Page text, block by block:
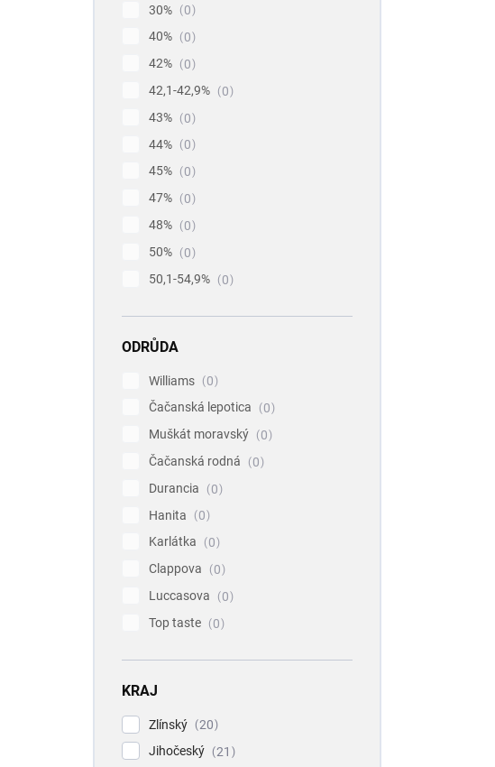
30%
0
40%
0
42%
0
42,1-42,9%
0
43%
0
44%
0
45%
0
47%
0
48%
0
50%
0
50,1-54,9%
0
ODRŮDA
Williams
0
Čačanská lepotica
0
Muškát moravský
0
Čačanská rodná
0
Durancia
0
Hanita
0
Karlátka
0
Clappova
0
Luccasova
0
Top taste
0
KRAJ
Zlínský
20
Jihočeský
21